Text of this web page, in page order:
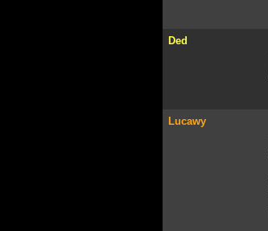
Ded
Lucawy